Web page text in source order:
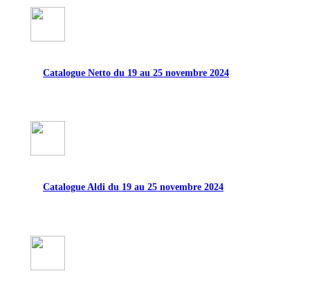
Catalogue Netto du 19 au 25 novembre 2024
Catalogue Aldi du 19 au 25 novembre 2024